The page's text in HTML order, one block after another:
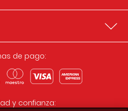
de pago:
y confianza: